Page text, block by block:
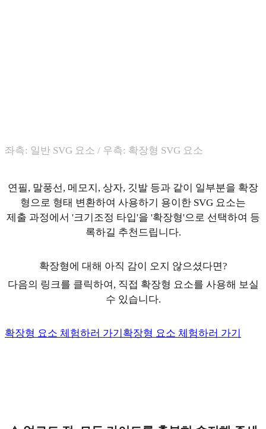
좌측: 일반 SVG 요소 / 우측: 확장형 SVG 요소
연필, 말풍선, 메모지, 상자, 깃발 등과 같이 일부분을 확장
형으로 형태 변환하여 사용하기 용이한 SVG 요소는
제출 과정에서 '크기조정 타입'을 '확장형'으로 선택하여 등
록하길 추천드립니다.
확장형에 대해 아직 감이 오지 않으셨다면?
다음의 링크를 클릭하여, 직접 확장형 요소를 사용해 보실
수 있습니다.
확장형 요소 체험하러 가기 확장형 요소 체험하러 가기